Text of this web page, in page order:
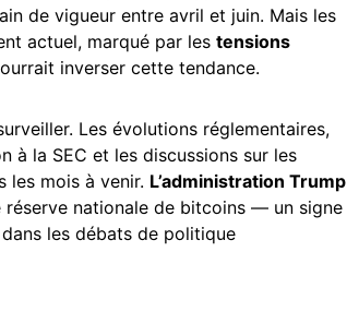
de vigueur entre avril et juin. Mais les
actuel, marqué par les tensions
inverser cette tendance.
Les évolutions réglementaires,
à la SEC et les discussions sur les
les mois à venir. L’administration Trump
réserve nationale de bitcoins — un signe
dans les débats de politique